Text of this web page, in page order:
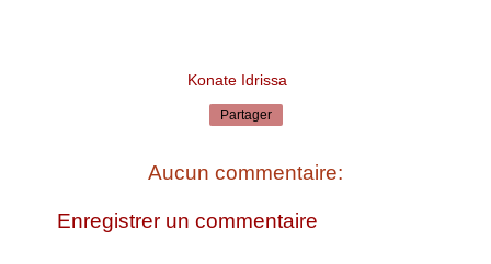
Konate Idrissa
Partager
Aucun commentaire:
Enregistrer un commentaire